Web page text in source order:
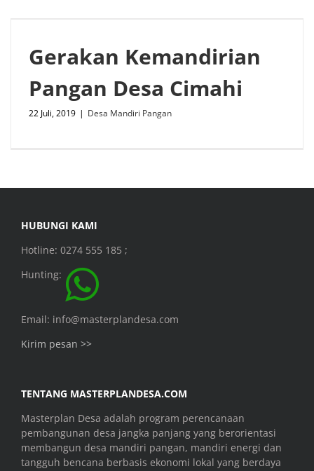
Gerakan Kemandirian
Pangan Desa Cimahi
22 Juli, 2019 | Desa Mandiri Pangan
HUBUNGI KAMI
Hotline: 0274 555 185 ;
Hunting:
Email: info@masterplandesa.com
Kirim pesan >>
TENTANG MASTERPLANDESA.COM
Masterplan Desa adalah program perencanaan
pembangunan desa jangka panjang yang berorientasi
membangun desa mandiri pangan, mandiri energi dan
tangguh bencana berbasis ekonomi lokal yang berdaya